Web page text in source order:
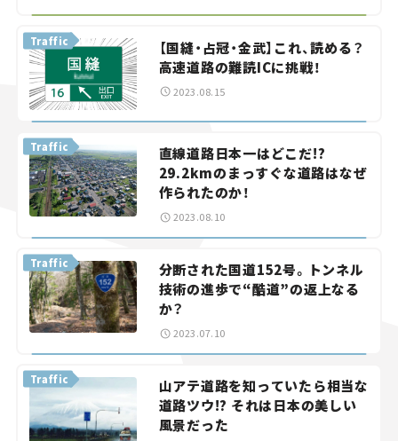
Traffic
【国縫・占冠・金武】これ、読める？
高速道路の難読ICに挑戦！
2023.08.15
Traffic
直線道路日本一はどこだ!?
29.2kmのまっすぐな道路はなぜ
作られたのか！
2023.08.10
Traffic
分断された国道152号。トンネル
技術の進歩で“酷道”の返上なる
か？
2023.07.10
Traffic
山アテ道路を知っていたら相当な
道路ツウ!? それは日本の美しい
風景だった